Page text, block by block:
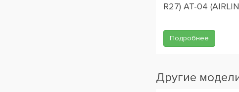
R27) AT-04
Подробнее
Другие